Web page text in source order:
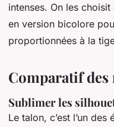
intenses. On les
en version bicolore
proportionnées à la
Comparatif
Sublimer les
Le talon, c’est l’un